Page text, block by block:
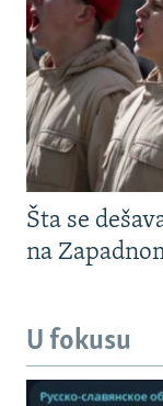
Šta se
na
U fokusu